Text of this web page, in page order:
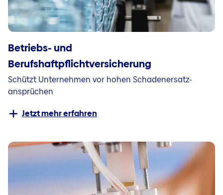
Betriebs- und
Berufshaftpflichtversicherung
Schützt Unternehmen vor hohen Schadenersatz-
ansprüchen
Jetzt mehr erfahren